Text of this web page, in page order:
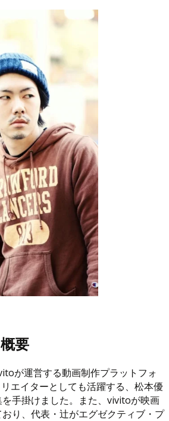
要
が運営する動画制作プラットフォ
エイターとしても活躍する、松本優
手掛けました。また、vivitoが映画
り、代表・辻がエグゼクティブ・プ